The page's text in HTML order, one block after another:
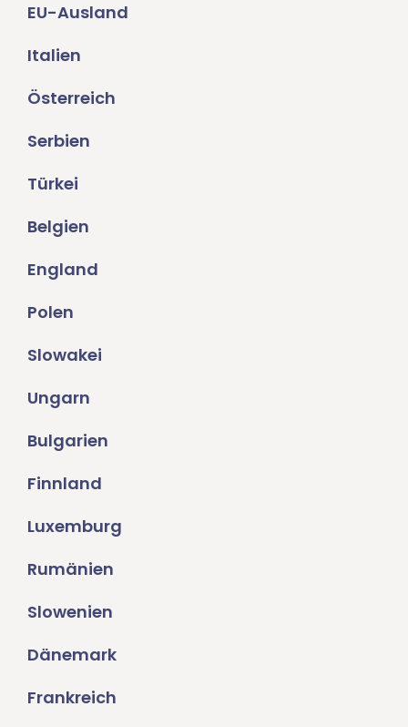
EU-Ausland
Italien
Österreich
Serbien
Türkei
Belgien
England
Polen
Slowakei
Ungarn
Bulgarien
Finnland
Luxemburg
Rumänien
Slowenien
Dänemark
Frankreich